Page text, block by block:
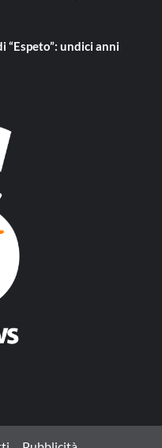
“Espeto”: undici anni